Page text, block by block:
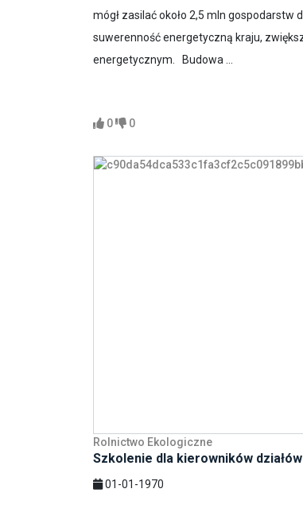
mógł zasilać około 2,5 mln
suwerenność energetyczną kraju,
energetycznym. Budowa ...
0
0
Rolnictwo Ekologiczne
Szkolenie dla kierowników
01-01-1970